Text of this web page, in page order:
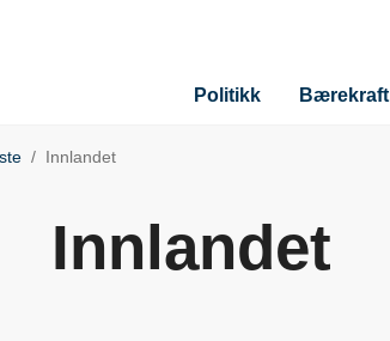
Politikk Bærekraft
Innlandet
Innlandet